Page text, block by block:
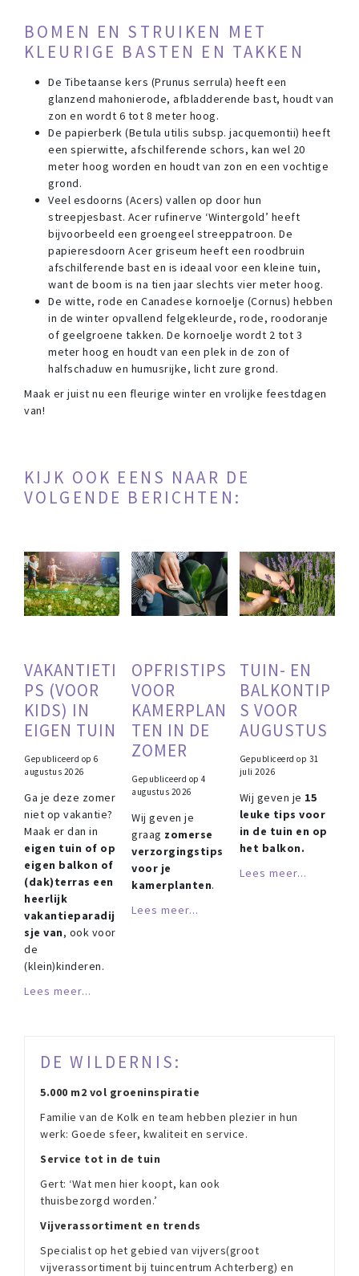
BOMEN EN STRUIKEN MET
KLEURIGE BASTEN EN TAKKEN
De Tibetaanse kers (Prunus serrula) heeft een
glanzend mahonierode, afbladderende bast, houdt van
zon en wordt 6 tot 8 meter hoog.
De papierberk (Betula utilis subsp. jacquemontii) heeft
een spierwitte, afschilferende schors, kan wel 20
meter hoog worden en houdt van zon en een vochtige
grond.
Veel esdoorns (Acers) vallen op door hun
streepjesbast. Acer rufinerve ‘Wintergold’ heeft
bijvoorbeeld een groengeel streeppatroon. De
papieresdoorn Acer griseum heeft een roodbruin
afschilferende bast en is ideaal voor een kleine tuin,
want de boom is na tien jaar slechts vier meter hoog.
De witte, rode en Canadese kornoelje (Cornus) hebben
in de winter opvallend felgekleurde, rode, roodoranje
of geelgroene takken. De kornoelje wordt 2 tot 3
meter hoog en houdt van een plek in de zon of
halfschaduw en humusrijke, licht zure grond.
Maak er juist nu een fleurige winter en vrolijke feestdagen
van!
KIJK OOK EENS NAAR DE
VOLGENDE BERICHTEN:
VAKANTIETI
PS (VOOR
KIDS) IN
EIGEN TUIN
Gepubliceerd op 6
augustus 2026
Ga je deze zomer
niet op vakantie?
Maak er dan in
eigen tuin of op
eigen balkon of
(dak)terras een
heerlijk
vakantieparadij
sje van, ook voor
de
(klein)kinderen.
Lees meer...
OPFRISTIPS
VOOR
KAMERPLAN
TEN IN DE
ZOMER
Gepubliceerd op4
augustus 2026
Wij geven je
graag zomerse
verzorgingstips
voor je
kamerplanten.
Lees meer...
TUIN- EN
BALKONTIP
S VOOR
AUGUSTUS
Gepubliceerd op 31
juli 2026
Wij geven je 15
leuke tips voor
in de tuin en op
het balkon.
Lees meer...
DE WILDERNIS:
5.000 m2 vol groeninspiratie
Familie van de Kolk en team hebben plezier in hun
werk: Goede sfeer, kwaliteit en service.
Service tot in de tuin
Gert: ‘Wat men hier koopt, kan ook
thuisbezorgd worden.’
Vijverassortiment en trends
Specialist op het gebied van vijvers(groot
vijverassortiment bij tuincentrum Achterberg) en